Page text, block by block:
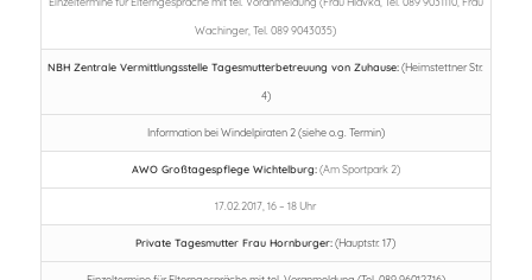
Wachinger, Tel. 089 9043035)
NBH Zentrale Vermittlungsstelle Tagesmutterbetreuung von Zuhause:(Heimstettner Str.
4)
Information bei Windelpiraten 2 (siehe o.g. Termin)
AWO Großtagespflege Wichtelburg:(Am Sportpark 2)
17.02.2017, 16 – 18 Uhr
Private Tagesmutter Frau Hornburger:(Hauptstr. 17)